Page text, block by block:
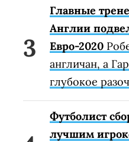
Главные
Англии
Евро-2020
англичан, а
глубокое
Футболист
лучшим